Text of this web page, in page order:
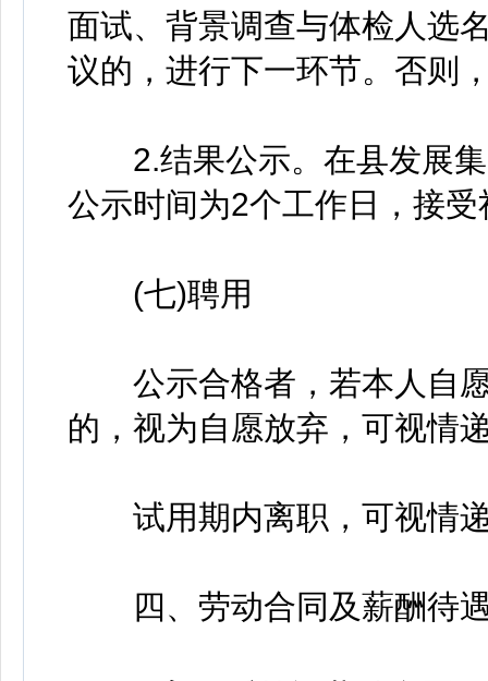
面试、背景调查与体检人选
议的，进行下一环节。否则
2.结果公示。在县发展集
公示时间为2个工作日，接
(七)聘用
公示合格者，若本人自愿
的，视为自愿放弃，可视情
试用期内离职，可视情
四、劳动合同及薪酬待